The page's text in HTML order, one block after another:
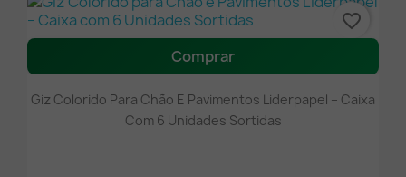
Comprar
Giz Colorido Para Chão E Pavimentos Liderpapel – Caixa
Com 6 Unidades Sortidas
favorite_border